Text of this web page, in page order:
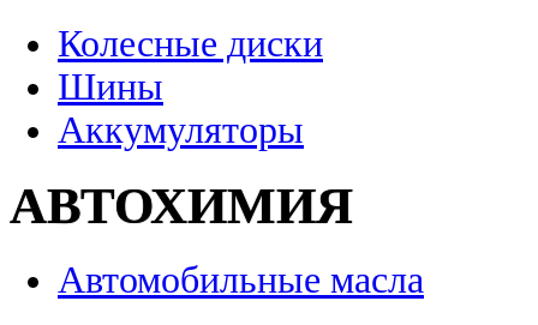
Колесные диски
Шины
Аккумуляторы
АВТОХИМИЯ
Автомобильные масла